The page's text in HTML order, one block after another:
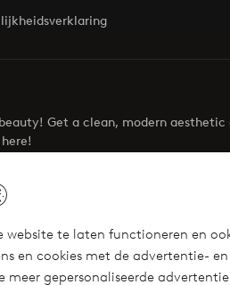
te laten functioneren en
en cookies met de advertentie-
gepersonaliseerde
Get a clean, modern aesthetic